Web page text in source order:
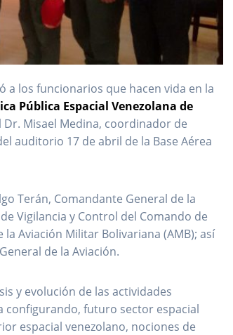
a los funcionarios que hacen vida en la
Pública Espacial Venezolana de
Dr. Misael Medina, coordinador de
auditorio 17 de abril de la Base Aérea
Terán, Comandante General de la
Vigilancia y Control del Comando de
Aviación Militar Bolivariana (AMB); así
de la Aviación.
y evolución de las actividades
configurando, futuro sector espacial
espacial venezolano, nociones de